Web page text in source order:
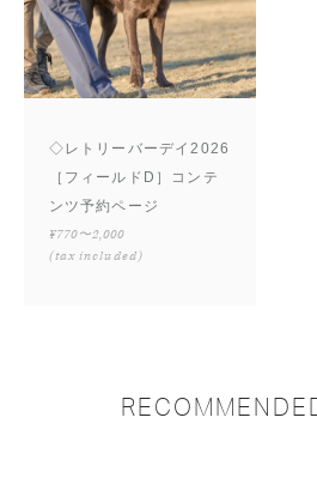
◇レトリーバーデイ2026
［フィールドD］コンテ
ンツ予約ページ
¥770〜2,000
(tax included)